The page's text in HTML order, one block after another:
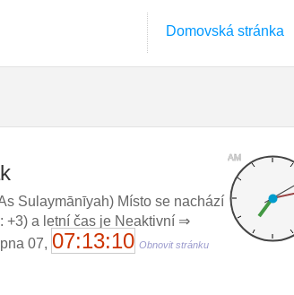
Domovská stránka
AM
Sulaymānīyah) Místo se nachází
+3) a letní čas je Neaktivní ⇒
07, 07:13:11 Obnovit stránku